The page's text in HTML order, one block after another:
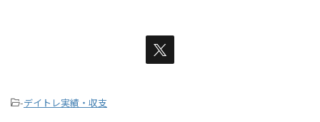
-デイトレ実績・収支